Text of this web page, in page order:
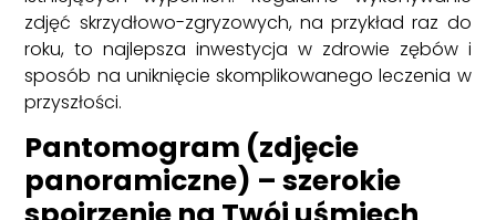
zdjęć skrzydłowo-zgryzowych, na przykład raz do
roku, to najlepsza inwestycja w zdrowie zębów i
sposób na uniknięcie skomplikowanego leczenia w
przyszłości.
Pantomogram (zdjęcie
panoramiczne) – szerokie